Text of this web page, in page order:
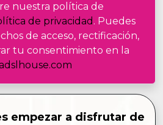
nuestra política de
de privacidad . Puedes
de acceso, rectificación,
tu consentimiento en la
empezar a disfrutar de